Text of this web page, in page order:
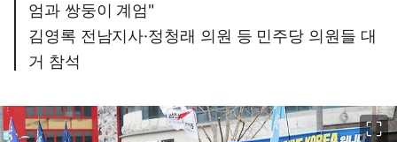
엄과 쌍둥이 계엄"
김영록 전남지사·정청래 의원 등 민주당 의원들 대
거 참석